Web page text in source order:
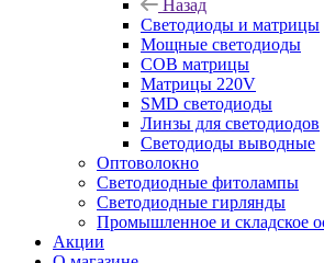
Назад
Светодиоды и матрицы
Мощные светодиоды
COB матрицы
Матрицы 220V
SMD светодиоды
Линзы для светодиодов
Светодиоды выводные
Оптоволокно
Светодиодные фитолампы
Светодиодные гирлянды
Промышленное и складское
Акции